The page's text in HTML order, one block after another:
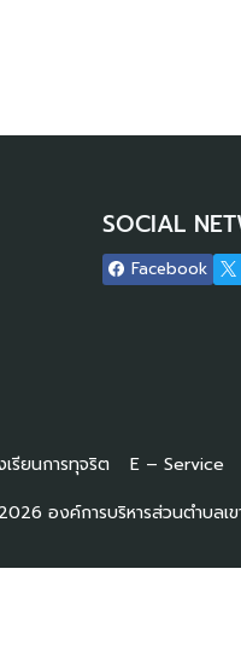
SOCIAL
Facebook
รียนการทุจริต E – Service
องค์การบริหารส่วนตำบลเ